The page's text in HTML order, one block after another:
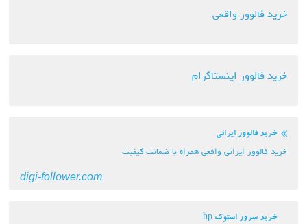
خرید فالوور واقعی
خرید فالوور اینستاگرام
خرید فالوور ایرانی
خرید فالوور ایرانی وافعی همراه با ضمانت کیفیت
digi-follower.com
خرید سرور استوک hp